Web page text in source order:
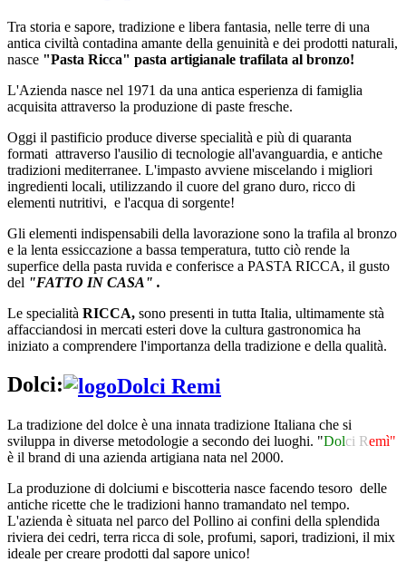
Tra storia e sapore, tradizione e libera fantasia, nelle terre di una
antica civiltà contadina amante della genuinità e dei prodotti naturali,
nasce "Pasta Ricca" pasta artigianale trafilata al bronzo!
L'Azienda nasce nel 1971 da una antica esperienza di famiglia
acquisita attraverso la produzione di paste fresche.
Oggi il pastificio produce diverse specialità e più di quaranta
formati attraverso l'ausilio di tecnologie all'avanguardia, e antiche
tradizioni mediterranee. L'impasto avviene miscelando i migliori
ingredienti locali, utilizzando il cuore del grano duro, ricco di
elementi nutritivi, e l'acqua di sorgente!
Gli elementi indispensabili della lavorazione sono la trafila al bronzo
e la lenta essiccazione a bassa temperatura, tutto ciò rende la
superfice della pasta ruvida e conferisce a PASTA RICCA, il gusto
del "FATTO IN CASA" .
Le specialità RICCA, sono presenti in tutta Italia, ultimamente stà
affacciandosi in mercati esteri dove la cultura gastronomica ha
iniziato a comprendere l'importanza della tradizione e della qualità.
Dolci:
La tradizione del dolce è una innata tradizione Italiana che si
sviluppa in diverse metodologie a secondo dei luoghi. "Dolci Remì"
è il brand di una azienda artigiana nata nel 2000.
La produzione di dolciumi e biscotteria nasce facendo tesoro delle
antiche ricette che le tradizioni hanno tramandato nel tempo.
L'azienda è situata nel parco del Pollino ai confini della splendida
riviera dei cedri, terra ricca di sole, profumi, sapori, tradizioni, il mix
ideale per creare prodotti dal sapore unico!